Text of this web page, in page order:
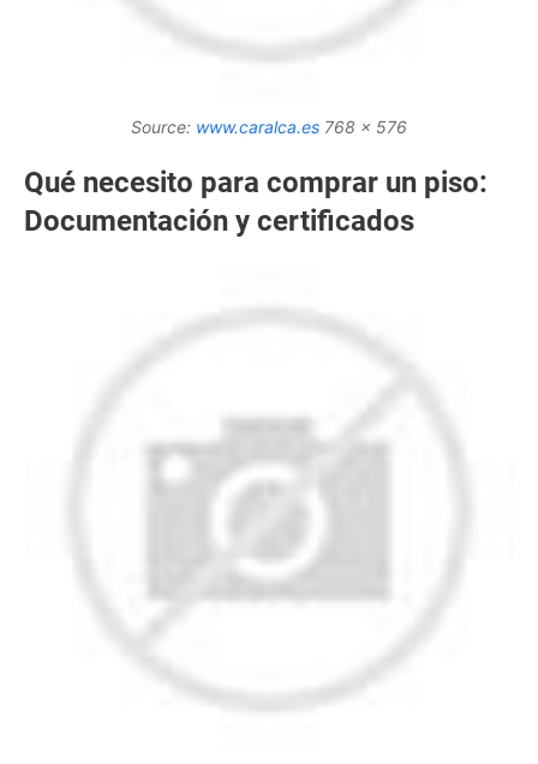
Source: www.caralca.es 768 x 576
Qué necesito para comprar un piso:
Documentación y certificados